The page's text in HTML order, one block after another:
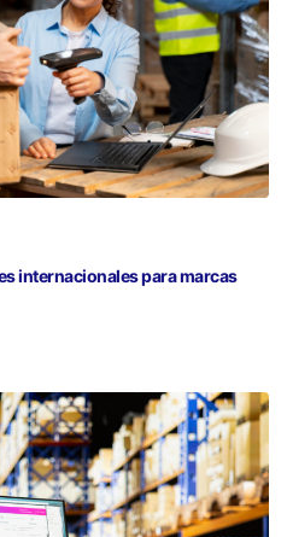
internacionales para marcas